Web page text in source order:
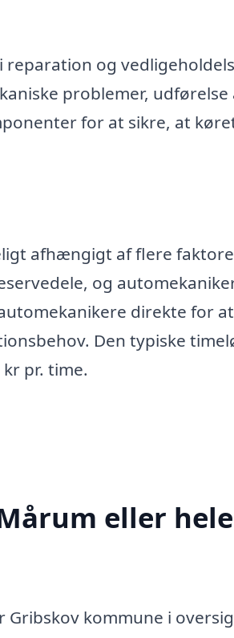
reparation og
problemer, udførelse
for at sikre, at
afhængigt af flere
og
direkte for
Den typiske
pr. time.
eller hele
kommune i